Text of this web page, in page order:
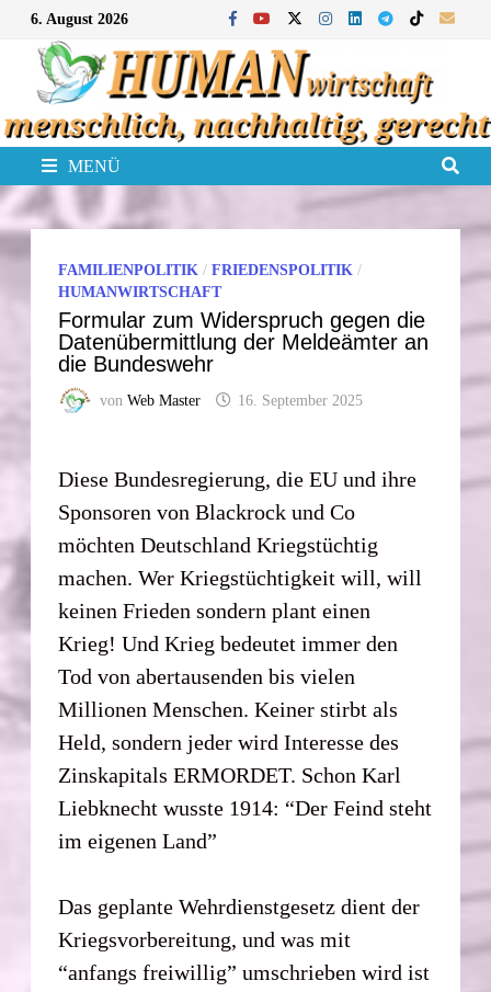
Zum
Inhalt
springen
6. August 2026
MENÜ
FAMILIENPOLITIK /FRIEDENSPOLITIK /
HUMANWIRTSCHAFT
Formular zum Widerspruch gegen die
Datenübermittlung der Meldeämter an
die Bundeswehr
vonWeb Master 16. September 2025
Diese Bundesregierung, die EU und ihre
Sponsoren von Blackrock und Co
möchten Deutschland Kriegstüchtig
machen. Wer Kriegstüchtigkeit will, will
keinen Frieden sondern plant einen
Krieg! Und Krieg bedeutet immer den
Tod von abertausenden bis vielen
Millionen Menschen. Keiner stirbt als
Held, sondern jeder wird Interesse des
Zinskapitals ERMORDET. Schon Karl
Liebknecht wusste 1914: “Der Feind steht
im eigenen Land”
Das geplante Wehrdienstgesetz dient der
Kriegsvorbereitung, und was mit
“anfangs freiwillig” umschrieben wird ist